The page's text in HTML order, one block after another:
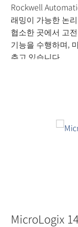
Rockwell
래밍이 가능한 논
협소한 곳에서 고
기능을 수행하며,
추고 있습니다.
MicroLogix